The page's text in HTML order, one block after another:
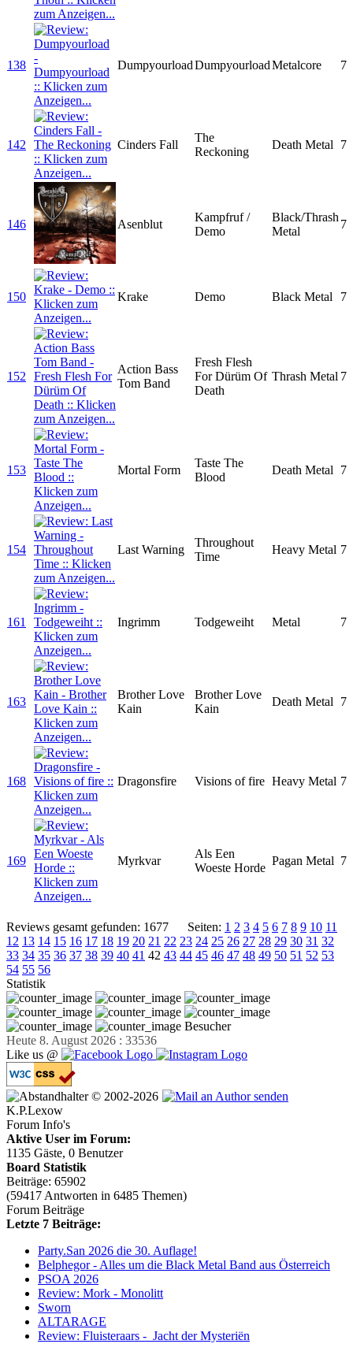
138 DumpyourloadDumpyourloadMetalcore 7
142 Cinders Fall
The
Reckoning
Death Metal 7
146 Asenblut
Kampfruf /
Demo
Black/Thrash
Metal
7
150 Krake Demo Black Metal 7
152
Action Bass
Tom Band
Fresh Flesh
For Dürüm Of
Death
Thrash Metal 7
153 Mortal Form
Taste The
Blood
Death Metal 7
154 Last Warning
Throughout
Time
Heavy Metal 7
161 Ingrimm Todgeweiht Metal 7
163
Brother Love
Kain
Brother Love
Kain
Death Metal 7
168 Dragonsfire Visions of fire Heavy Metal 7
169 Myrkvar
Als Een
Woeste Horde
Pagan Metal 7
Reviews gesamt gefunden: 1677 Seiten: 1 2 3 4 5 6 7 8 9 10 11
12 13 14 15 16 17 18 19 20 21 22 23 24 25 26 27 28 29 30 31 32
33 34 35 36 37 38 39 40 41 42 43 44 45 46 47 48 49 50 51 52 53
54 55 56
Statistik
Besucher
Heute 8. August 2026 : 33536
Like us @
© 2002-2026
K.P.Lexow
Forum Info's
Aktive User im Forum:
1135 Gäste, 0 Benutzer
Board Statistik
Beiträge: 65902
(59417 Antworten in 6485 Themen)
Forum Beiträge
Letzte 7 Beiträge:
Party.San 2026 die 30. Auflage!
Belphegor - Alles um die Black Metal Band aus Österreich
PSOA 2026
Review: Mork - Monolitt
Sworn
ALTARAGE
Review: Fluisteraars - Jacht der Mysteriën